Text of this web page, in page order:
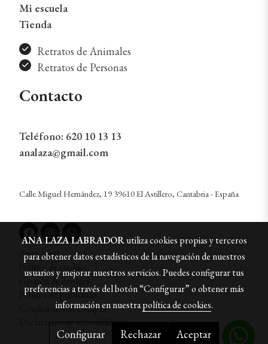
Mi escuela
Tienda
Retratos de Animales
Retratos de Personas
Contacto
Teléfono: 620 10 13 13
analaza@gmail.com
Calle Miguel Hernández, 19 39610 El Astillero, Cantabria - España
Aviso legal
Política de cookies
Gestión de cookies
Política de privacidad
Condiciones de compra
Declaración de accesibilidad
ANA LAZA LABRADORutiliza cookies propias y terceros
para obtener datos estadísticos de la navegación de nuestros
usuarios y mejorar nuestros servicios. Puedes configurar tus
preferencias a través del botón “Configurar” o obtener más
información en nuestrapolítica de cookies.
Configurar Rechazar Aceptar